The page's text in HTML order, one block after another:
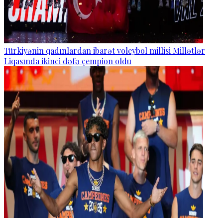
Türkiyənin qadınlardan ibarət voleybol millisi Millətlər
Liqasında ikinci dəfə çempion oldu